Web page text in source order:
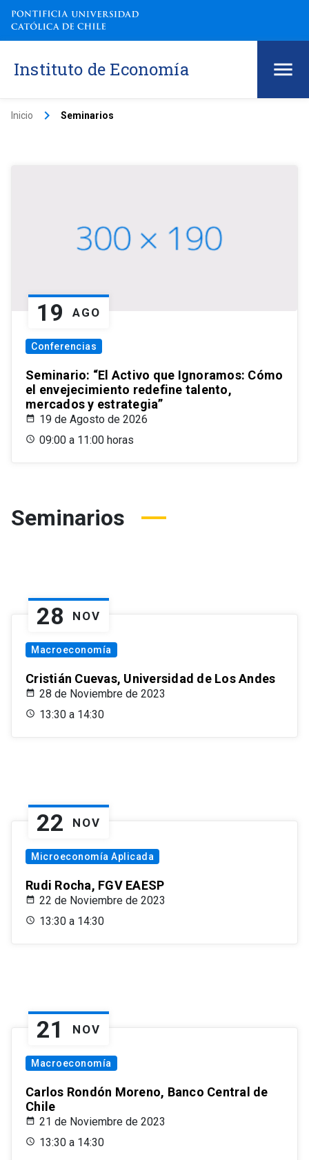
Instituto de Economía
Inicio keyboard_arrow_right Seminarios
19 AGO
Conferencias
Seminario: “El Activo que Ignoramos: Cómo
el envejecimiento redefine talento,
mercados y estrategia”
19 de Agosto de 2026
09:00 a 11:00 horas
Seminarios
28 NOV
Macroeconomía
Cristián Cuevas, Universidad de Los Andes
28 de Noviembre de 2023
13:30 a 14:30
22 NOV
Microeconomía Aplicada
Rudi Rocha, FGV EAESP
22 de Noviembre de 2023
13:30 a 14:30
21 NOV
Macroeconomía
Carlos Rondón Moreno, Banco Central de
Chile
21 de Noviembre de 2023
13:30 a 14:30